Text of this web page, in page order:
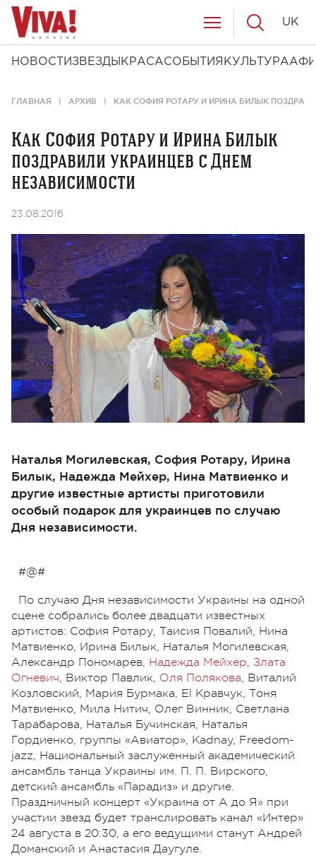
НОВОСТИ ЗВЕЗДЫ КРАСАСОБЫТИЯ КУЛЬТУРА
UK
ГЛАВНАЯ АРХИВ КАК СОФИЯ РОТАРУ И ИРИНА БИЛЫК
Как София Ротару и Ирина Билык
поздравили украинцев с Днем
независимости
23.08.2016
Наталья Могилевская, София Ротару, Ирина
Билык, Надежда Мейхер, Нина Матвиенко и
другие известные артисты приготовили
особый подарок для украинцев по случаю
Дня независимости.
#@#
По случаю Дня независимости Украины на одной
сцене собрались более двадцати известных
артистов: София Ротару, Таисия Повалий, Нина
Матвиенко, Ирина Билык, Наталья Могилевская,
Александр Пономарев, Надежда Мейхер, Злата
Огневич, Виктор Павлик, Оля Полякова, Виталий
Козловский, Мария Бурмака, El Кравчук, Тоня
Матвиенко, Мила Нитич, Олег Винник, Светлана
Тарабарова, Наталья Бучинская, Наталья
Гордиенко, группы «Авиатор», Kadnay, Freedom-
jazz, Национальный заслуженный академический
ансамбль танца Украины им. П. П. Вирского,
детский ансамбль «Парадиз» и другие.
Праздничный концерт «Украина от А до Я» при
участии звезд будет транслировать канал «Интер»
24 августа в 20:30, а его ведущими станут Андрей
Доманский и Анастасия Даугуле.